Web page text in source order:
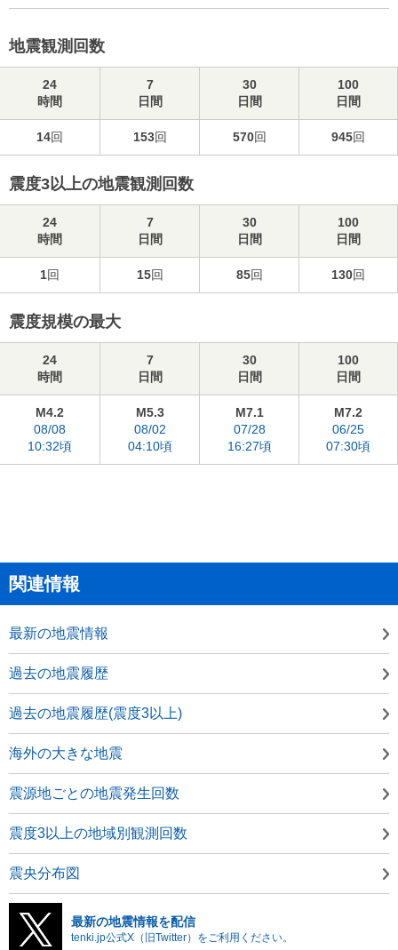
地震観測回数
24
時間
7
日間
30
日間
100
日間
14回 153回 570回 945回
震度3以上の地震観測回数
24
時間
7
日間
30
日間
100
日間
1回 15回 85回 130回
震度規模の最大
24
時間
7
日間
30
日間
100
日間
M4.2
08/08
10:32頃
M5.3
08/02
04:10頃
M7.1
07/28
16:27頃
M7.2
06/25
07:30頃
関連情報
最新の地震情報
過去の地震履歴
過去の地震履歴(震度3以上)
海外の大きな地震
震源地ごとの地震発生回数
震度3以上の地域別観測回数
震央分布図
最新の地震情報を配信
tenki.jp公式X（旧Twitter）をご利用ください。